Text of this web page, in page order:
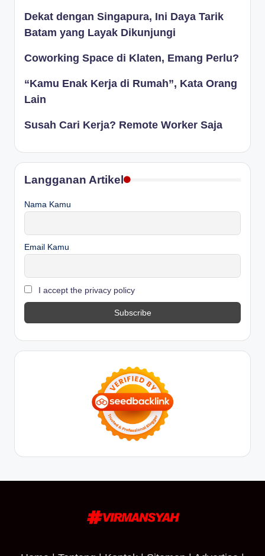
Dekat dengan Singapura, Ini Daya Tarik
Batam yang Layak Dikunjungi
Coworking Space di Klaten, Emang Perlu?
“Kamu Enak Kerja di Rumah”, Kata Orang
Lain
Susah Cari Kerja? Remote Worker Saja
Langganan Artikel
Nama Kamu
Email Kamu
I accept the privacy policy